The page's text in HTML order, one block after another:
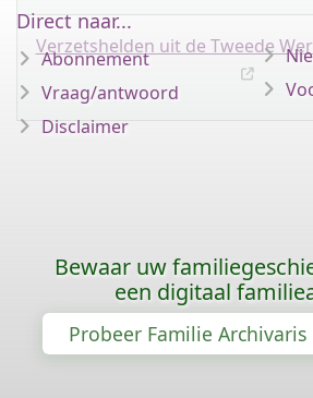
Verzetshelden uit de Tweede
Direct naar...
Abonnement
Vraag/antwoord
Disclaimer
Bewaar uw
een digitaal
Probeer Familie